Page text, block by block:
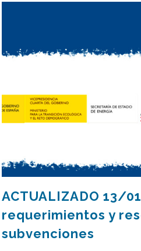
ACTUALIZADO 13/
requerimientos y
subvenciones